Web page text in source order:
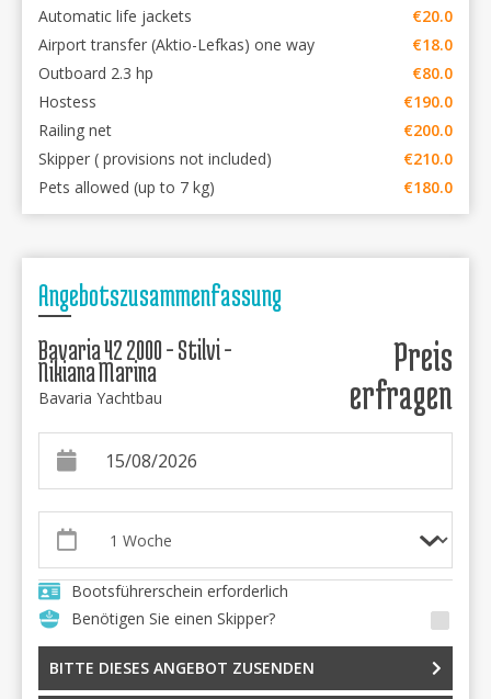
Automatic life jackets
€20.0
Airport transfer (Aktio-Lefkas) one way
€18.0
Outboard 2.3 hp
€80.0
Hostess
€190.0
Railing net
€200.0
Skipper ( provisions not included)
€210.0
Pets allowed (up to 7 kg)
€180.0
Angebotszusammenfassung
Bavaria 42 2000 - Stilvi -
Nikiana Marina
Bavaria Yachtbau
Preis
erfragen
Bootsführerschein erforderlich
Benötigen Sie einen Skipper?
BITTE DIESES ANGEBOT ZUSENDEN